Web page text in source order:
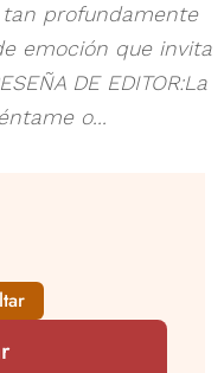
profundamente
emoción que invita
DE EDITOR:La
o...